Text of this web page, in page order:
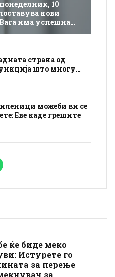
10
нови
има успешна
страна од
што многу
можеби ви се
Еве каде грешите
ќе биде меко
Истурете го
за перење
за